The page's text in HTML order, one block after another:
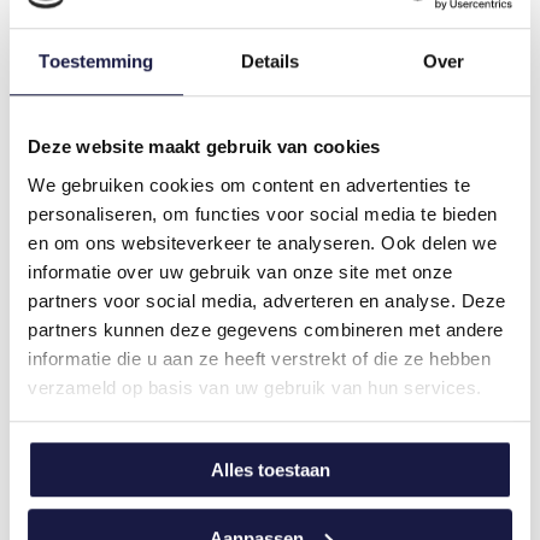
Toestemming Details Over
Deze website maakt gebruik van cookies
We gebruiken cookies om content en advertenties te
personaliseren, om functies voor social media te bieden
en om ons websiteverkeer te analyseren. Ook delen we
informatie over uw gebruik van onze site met onze
partners voor social media, adverteren en analyse. Deze
partners kunnen deze gegevens combineren met andere
informatie die u aan ze heeft verstrekt of die ze hebben
verzameld op basis van uw gebruik van hun services.
Alles toestaan
student modules op je eigen tempo kunt volgen. Je
bepaalt zelf het instroommoment, of je klassikaal of via
de digital classroom deelneemt en het studietempo.
Meer weten?
Wil je meer weten over de inhoud van de MBA-
opleiding van NCOI Learning,klik dan hierof
schrijf je in voor een van de gratis online
infosessies.
Interesse in andere artikels over Business &
people management?Klik dan hier .